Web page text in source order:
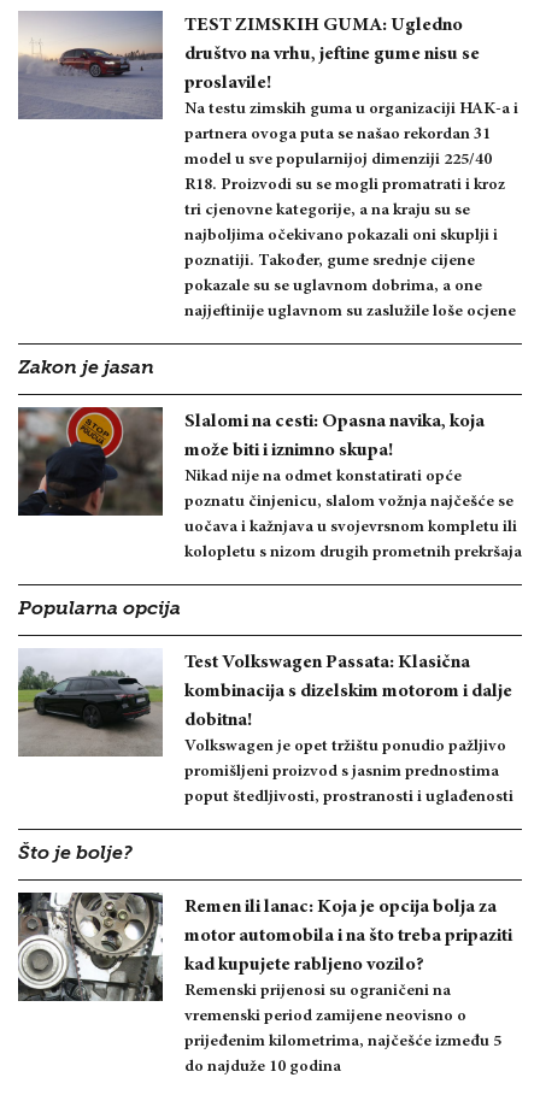
TEST ZIMSKIH GUMA: Ugledno
društvo na vrhu, jeftine gume nisu se
proslavile!
Na testu zimskih guma u organizaciji HAK-a i
partnera ovoga puta se našao rekordan 31
model u sve popularnijoj dimenziji 225/40
R18. Proizvodi su se mogli promatrati i kroz
tri cjenovne kategorije, a na kraju su se
najboljima očekivano pokazali oni skuplji i
poznatiji. Također, gume srednje cijene
pokazale su se uglavnom dobrima, a one
najjeftinije uglavnom su zaslužile loše ocjene
Zakon je jasan
Slalomi na cesti: Opasna navika, koja
može biti i iznimno skupa!
Nikad nije na odmet konstatirati opće
poznatu činjenicu, slalom vožnja najčešće se
uočava i kažnjava u svojevrsnom kompletu ili
kolopletu s nizom drugih prometnih prekršaja
Popularna opcija
Test Volkswagen Passata: Klasična
kombinacija s dizelskim motorom i dalje
dobitna!
Volkswagen je opet tržištu ponudio pažljivo
promišljeni proizvod s jasnim prednostima
poput štedljivosti, prostranosti i uglađenosti
Što je bolje?
Remen ili lanac: Koja je opcija bolja za
motor automobila i na što treba pripaziti
kad kupujete rabljeno vozilo?
Remenski prijenosi su ograničeni na
vremenski period zamijene neovisno o
prijeđenim kilometrima, najčešće između 5
do najduže 10 godina